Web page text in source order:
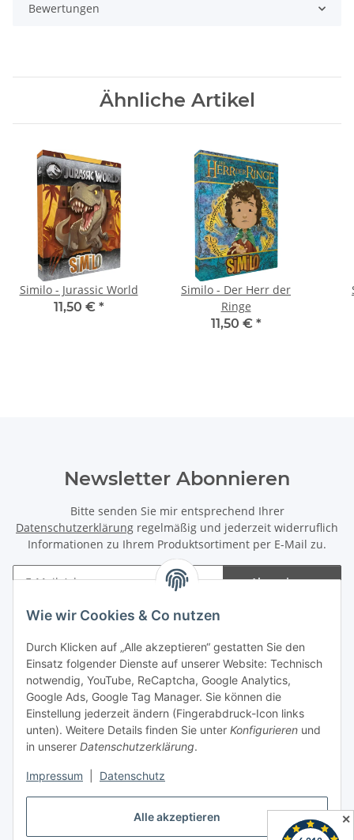
Alle akzeptieren
Wie wir Cookies & Co nutzen
Durch Klicken auf „Alle akzeptieren“ gestatten Sie den
Einsatz folgender Dienste auf unserer Website: Technisch
notwendig, YouTube, ReCaptcha, Google Analytics,
Google Ads, Google Tag Manager. Sie können die
Einstellung jederzeit ändern (Fingerabdruck-Icon links
unten). Weitere Details finden Sie unter Konfigurieren und
in unserer Datenschutzerklärung.
Impressum Datenschutz
Bewertungen
Ähnliche Artikel
Similo - Jurassic World
11,50 € *
Similo - Der Herr der
Ringe
11,50 € *
Newsletter Abonnieren
Bitte senden Sie mir entsprechend Ihrer
Datenschutzerklärung regelmäßig und jederzeit widerruflich
Informationen zu Ihrem Produktsortiment per E-Mail zu.
Abonnieren
Newsletter Abonnieren
Informationen
Gesetzliche Informationen
Spieletreffs in Jülich & Umgebung
✕